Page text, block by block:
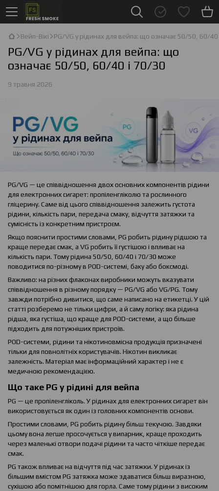
Вейп-Вікі PG/VG у рідинах для вейпа: що означає 50/50, 60/40
PG/VG у рідинах для вейпа: що
означає 50/50, 60/40 і 70/30
9 травня 2026
PG/VG — це співвідношення двох основних компонентів рідини
для електронних сигарет: пропіленгліколю та рослинного
гліцерину. Саме від цього співвідношення залежить густота
рідини, кількість пари, передача смаку, відчуття затяжки та
сумісність із конкретним пристроєм.
Якщо пояснити простими словами, PG робить рідину рідшою та
краще передає смак, а VG робить її густішою і впливає на
кількість пари. Тому рідина 50/50, 60/40 і 70/30 може
поводитися по-різному в POD-системі, баку або боксмоді.
Важливо: на різних флаконах виробники можуть вказувати
співвідношення в різному порядку — PG/VG або VG/PG. Тому
завжди потрібно дивитися, що саме написано на етикетці. У цій
статті розберемо не тільки цифри, а й саму логіку: яка рідина
рідша, яка густіша, що краще для POD-системи, а що більше
підходить для потужніших пристроїв.
POD-системи, рідини та нікотиновмісна продукція призначені
тільки для повнолітніх користувачів. Нікотин викликає
залежність. Матеріал має інформаційний характер і не є
медичною рекомендацією.
Що таке PG у рідині для вейпа
PG — це пропіленгліколь. У рідинах для електронних сигарет він
використовується як один із головних компонентів основи.
Простими словами, PG робить рідину більш текучою. Завдяки
цьому вона легше просочується у випарник, краще проходить
через маленькі отвори подачі рідини та часто чіткіше передає
смак.
PG також впливає на відчуття під час затяжки. У рідинах із
більшим вмістом PG затяжка може здаватися більш виразною,
сухішою або помітнішою для горла. Саме тому рідини з високим